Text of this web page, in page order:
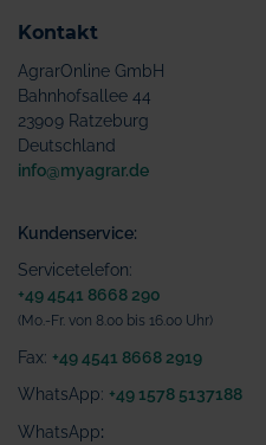
Kontakt
AgrarOnline GmbH
Bahnhofsallee 44
23909 Ratzeburg
Deutschland
info@myagrar.de
Kundenservice:
Servicetelefon:
+49 4541 8668 290
(Mo.-Fr. von 8.00 bis 16.00 Uhr)
Fax: +49 4541 8668 2919
WhatsApp: +49 1578 5137188
WhatsApp: